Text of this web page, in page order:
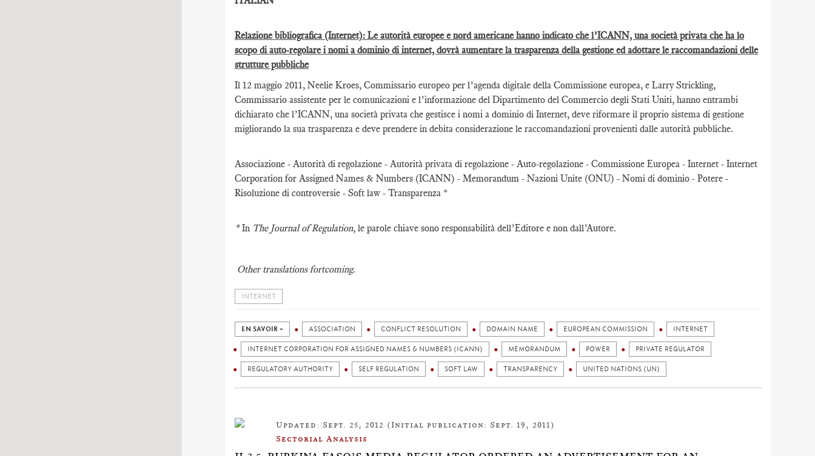
Relazione bibliografica (Internet): Le autorità europee e nord americane hanno indicato che l’ICANN, una società privata che ha lo
scopo di auto-regolare i nomi a dominio di internet, dovrà aumentare la trasparenza della gestione ed adottare le raccomandazioni delle
strutture pubbliche
Il 12 maggio 2011, Neelie Kroes, Commissario europeo per l’agenda digitale della Commissione europea, e Larry Strickling,
Commissario assistente per le comunicazioni e l’informazione del Dipartimento del Commercio degli Stati Uniti, hanno entrambi
dichiarato che l’ICANN, una società privata che gestisce i nomi a dominio di Internet, deve riformare il proprio sistema di gestione
migliorando la sua trasparenza e deve prendere in debita considerazione le raccomandazioni provenienti dalle autorità pubbliche.
Associazione - Autorità di regolazione - Autorità privata di regolazione - Auto-regolazione - Commissione Europea - Internet - Internet
Corporation for Assigned Names & Numbers (ICANN) - Memorandum - Nazioni Unite (ONU) - Nomi di dominio - Potere -
Risoluzione di controversie - Soft law - Transparenza *
*In The Journal of Regulation, le parole chiave sono responsabilità dell’Editore e non dall’Autore.
Other translations fortcoming.
INTERNET
EN SAVOIR + ASSOCIATION CONFLICT RESOLUTION DOMAIN NAME EUROPEAN COMMISSION INTERNET
INTERNET CORPORATION FOR ASSIGNED NAMES & NUMBERS (ICANN) MEMORANDUM POWER PRIVATE REGULATOR
REGULATORY AUTHORITY SELF REGULATION SOFT LAW TRANSPARENCY UNITED NATIONS (UN)
Updated: Sept. 25, 2012 (Initial publication: Sept. 19, 2011)
Sectorial Analysis